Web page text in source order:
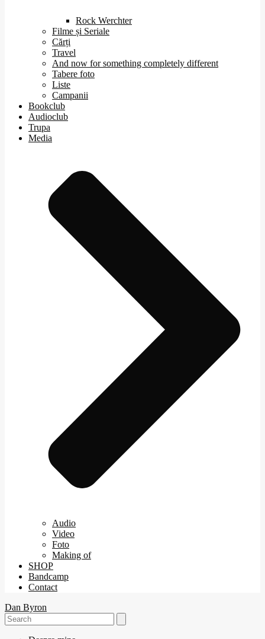
Rock Werchter
Filme și Seriale
Cărți
Travel
And now for something completely different
Tabere foto
Liste
Campanii
Bookclub
Audioclub
Trupa
Media
Audio
Video
Foto
Making of
SHOP
Bandcamp
Contact
Dan Byron
Search
for: